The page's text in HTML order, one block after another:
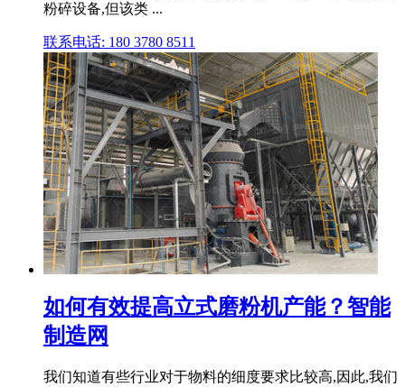
粉碎设备,但该类 ...
联系电话: 180 3780 8511
如何有效提高立式磨粉机产能？智能
制造网
我们知道有些行业对于物料的细度要求比较高,因此,我们